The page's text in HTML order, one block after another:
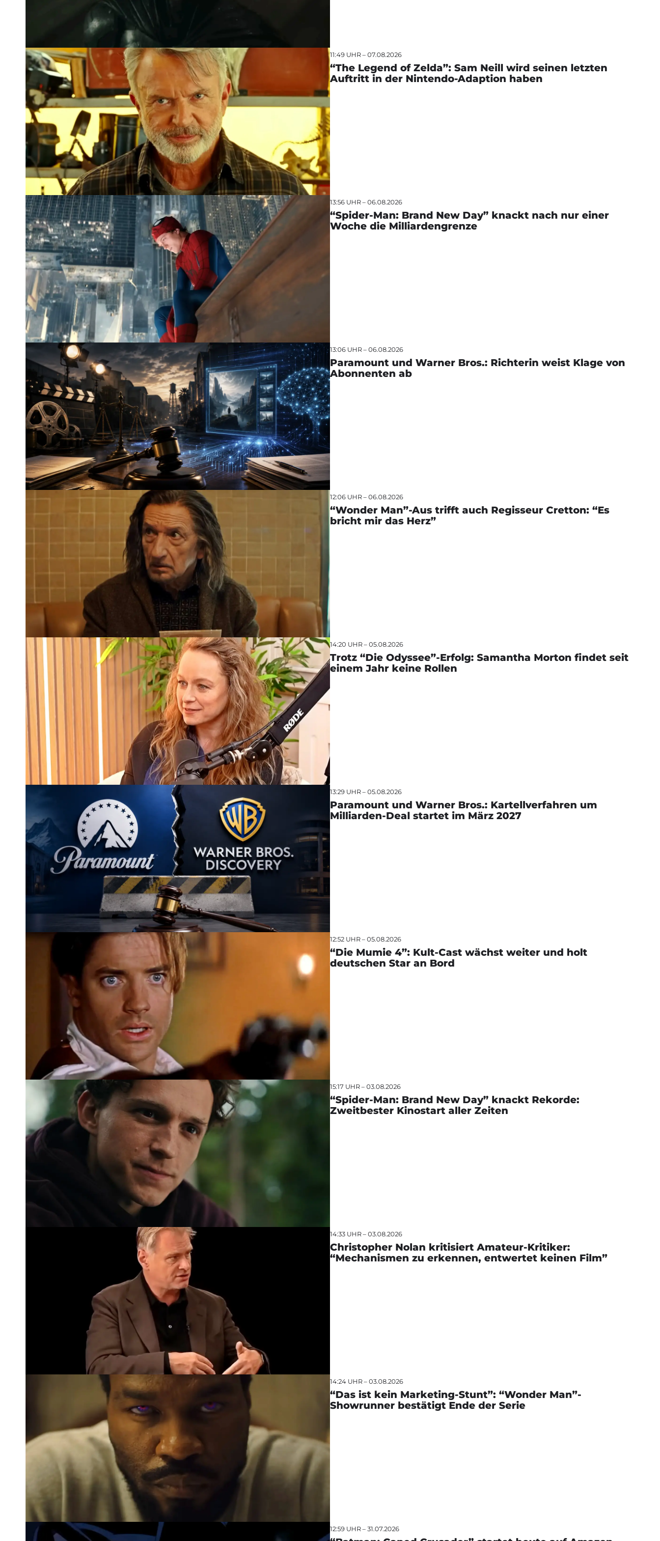
11:49 UHR – 07.08.2026
“The Legend of Zelda”: Sam Neill wird seinen letzten
Auftritt in der Nintendo-Adaption haben
13:56 UHR – 06.08.2026
“Spider-Man: Brand New Day” knackt nach nur einer
Woche die Milliardengrenze
13:06 UHR – 06.08.2026
Paramount und Warner Bros.: Richterin weist Klage von
Abonnenten ab
12:06 UHR – 06.08.2026
“Wonder Man”-Aus trifft auch Regisseur Cretton: “Es
bricht mir das Herz”
14:20 UHR – 05.08.2026
Trotz “Die Odyssee”-Erfolg: Samantha Morton findet seit
einem Jahr keine Rollen
13:29 UHR – 05.08.2026
Paramount und Warner Bros.: Kartellverfahren um
Milliarden-Deal startet im März 2027
12:52 UHR – 05.08.2026
“Die Mumie 4”: Kult-Cast wächst weiter und holt
deutschen Star an Bord
15:17 UHR – 03.08.2026
“Spider-Man: Brand New Day” knackt Rekorde:
Zweitbester Kinostart aller Zeiten
14:33 UHR – 03.08.2026
Christopher Nolan kritisiert Amateur-Kritiker:
“Mechanismen zu erkennen, entwertet keinen Film”
14:24 UHR – 03.08.2026
“Das ist kein Marketing-Stunt”: “Wonder Man”-
Showrunner bestätigt Ende der Serie
12:59 UHR – 31.07.2026